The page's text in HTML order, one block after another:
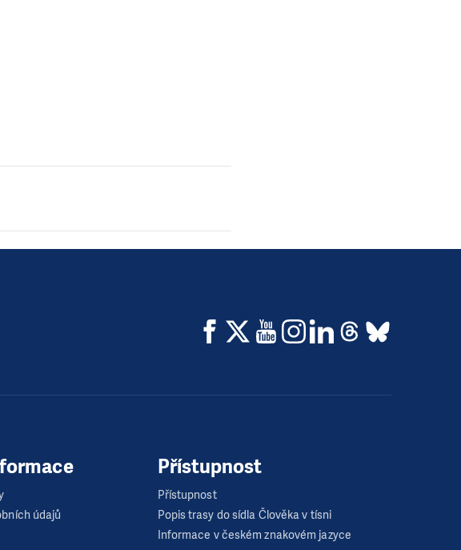
údajů
Přístupnost
Přístupnost
Popis trasy do sídla Člověka v tísni
Informace v českém znakovém jazyce